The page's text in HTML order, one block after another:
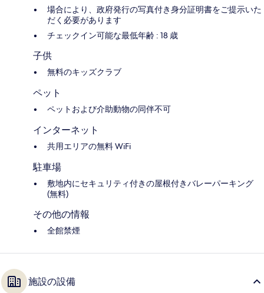
場合により、政府発行の写真付き身分証明書をご提示いた
だく必要があります
チェックイン可能な最低年齢 : 18 歳
子供
無料のキッズクラブ
ペット
ペットおよび介助動物の同伴不可
インターネット
共用エリアの無料 WiFi
駐車場
敷地内にセキュリティ付きの屋根付きバレーパーキング
(無料)
その他の情報
全館禁煙
施設の設備